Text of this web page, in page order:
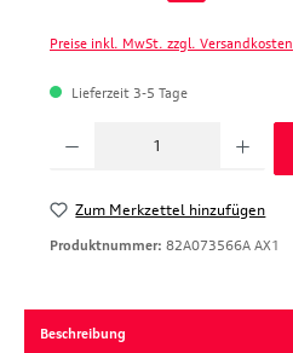
Preise inkl. MwSt. zzgl. Versandkosten
Lieferzeit 3-5 Tage
Zum Merkzettel hinzufügen
Produktnummer: 82A073566A AX1
Beschreibung